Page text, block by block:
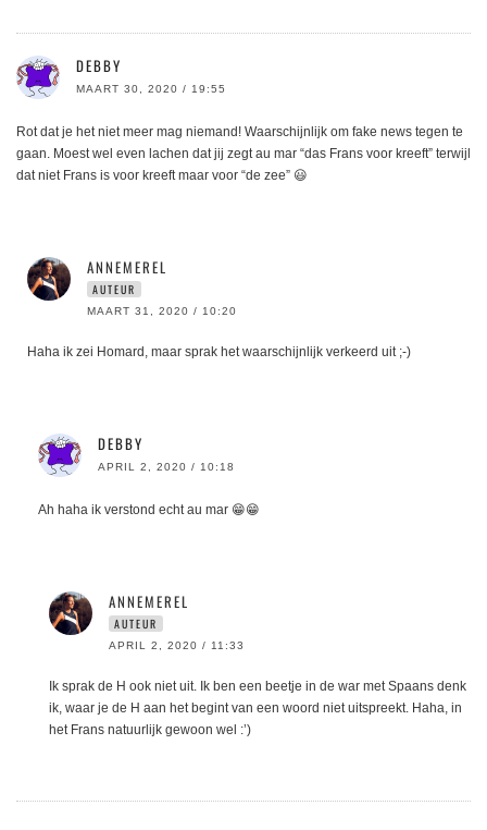
DEBBY
MAART 30, 2020 / 19:55
Rot dat je het niet meer mag niemand! Waarschijnlijk om fake news tegen te
gaan. Moest wel even lachen dat jij zegt au mar “das Frans voor kreeft” terwijl
dat niet Frans is voor kreeft maar voor “de zee” 😃
ANNEMEREL
AUTEUR
MAART 31, 2020 / 10:20
Haha ik zei Homard, maar sprak het waarschijnlijk verkeerd uit ;-)
DEBBY
APRIL 2, 2020 / 10:18
Ah haha ik verstond echt au mar 😁😁
ANNEMEREL
AUTEUR
APRIL 2, 2020 / 11:33
Ik sprak de H ook niet uit. Ik ben een beetje in de war met Spaans denk
ik, waar je de H aan het begint van een woord niet uitspreekt. Haha, in
het Frans natuurlijk gewoon wel :’)